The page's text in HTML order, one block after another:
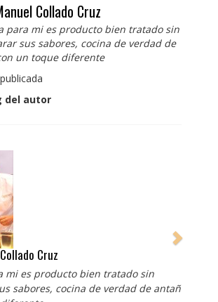
Collado Cruz
para mi es producto bien tratado sin
sus sabores, cocina de verdad de
un toque diferente
del autor
Cruz
es producto bien tratado sin
sabores, cocina de verdad de antaño